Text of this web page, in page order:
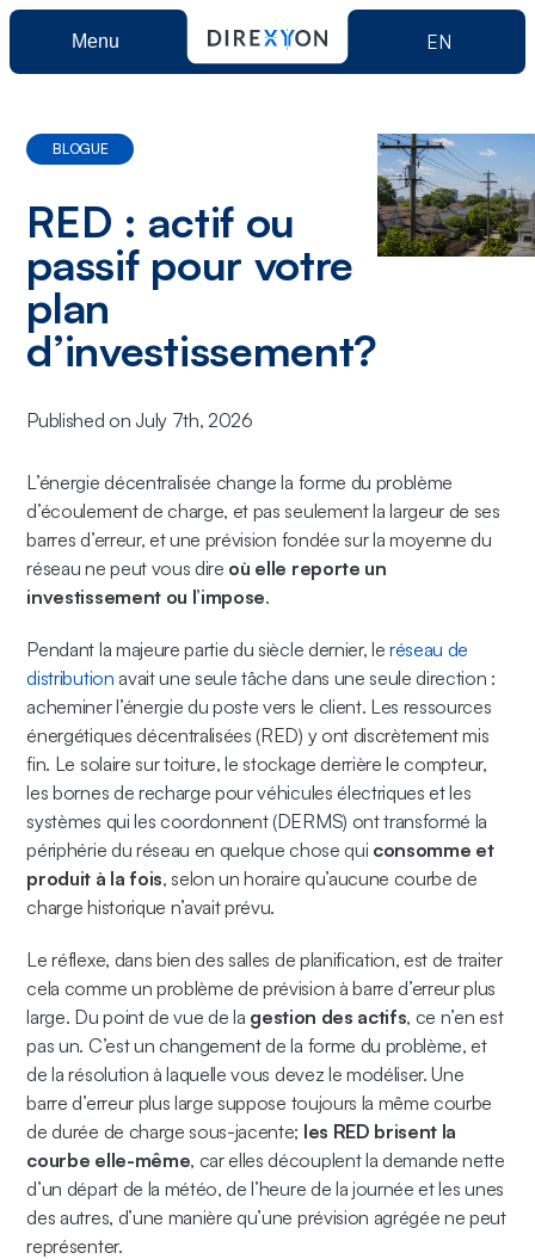
Menu EN
Direxyon Enterprise
Solutions
Municipale
Électrique
Ressources
Réservez une démo
BLOGUE
RED : actif ou
passif pour votre
plan
d’investissement?
Published on July 7th, 2026
L’énergie décentralisée change la forme du problème
d’écoulement de charge, et pas seulement la largeur de ses
barres d’erreur, et une prévision fondée sur la moyenne du
réseau ne peut vous dire où elle reporte un
investissement ou l’impose.
Pendant la majeure partie du siècle dernier, leréseau de
distribution avait une seule tâche dans une seule direction :
acheminer l’énergie du poste vers le client. Les ressources
énergétiques décentralisées (RED) y ont discrètement mis
fin. Le solaire sur toiture, le stockage derrière le compteur,
les bornes de recharge pour véhicules électriques et les
systèmes qui les coordonnent (DERMS) ont transformé la
périphérie du réseau en quelque chose qui consomme et
produit à la fois, selon un horaire qu’aucune courbe de
charge historique n’avait prévu.
Le réflexe, dans bien des salles de planification, est de traiter
cela comme un problème de prévision à barre d’erreur plus
large. Du point de vue de la gestion des actifs, ce n’en est
pas un. C’est un changement de la forme du problème, et
de la résolution à laquelle vous devez le modéliser. Une
barre d’erreur plus large suppose toujours la même courbe
de durée de charge sous-jacente; les RED brisent la
courbe elle-même, car elles découplent la demande nette
d’un départ de la météo, de l’heure de la journée et les unes
des autres, d’une manière qu’une prévision agrégée ne peut
représenter.